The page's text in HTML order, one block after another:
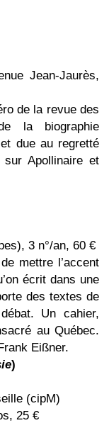
Jean-Jaurès,
de la revue des
la biographie
due au regretté
sur Apollinaire et
3 n°/an, 60 €
mettre l’accent
écrit dans une
des textes de
Un cahier,
au Québec.
Eißner.
)
(cipM)
25 €